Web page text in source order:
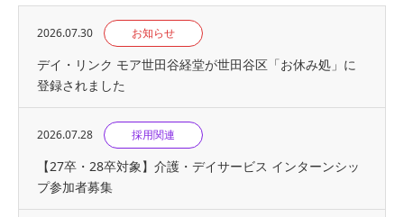
2026.07.30 お知らせ
デイ・リンク モア世田谷経堂が世田谷区「お休み処」に
登録されました
2026.07.28 採用関連
【27卒・28卒対象】介護・デイサービス インターンシッ
プ参加者募集